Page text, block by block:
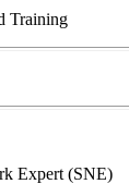
Training
Expert (SNE)